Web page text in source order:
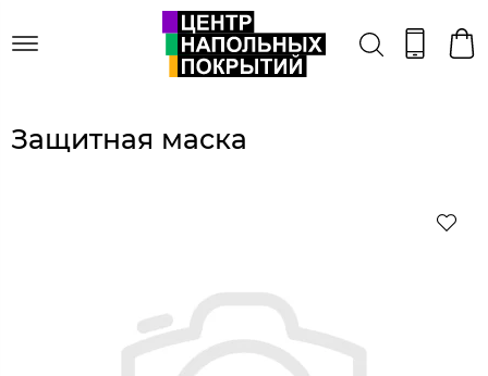
Защитная маска